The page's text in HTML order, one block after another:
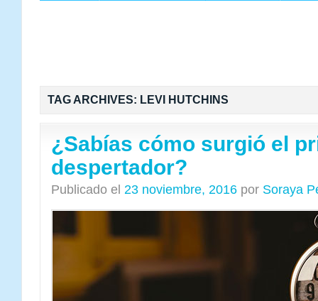
TAG ARCHIVES: LEVI HUTCHINS
¿Sabías cómo surgió el
despertador?
Publicado el 23 noviembre, 2016 por Soraya